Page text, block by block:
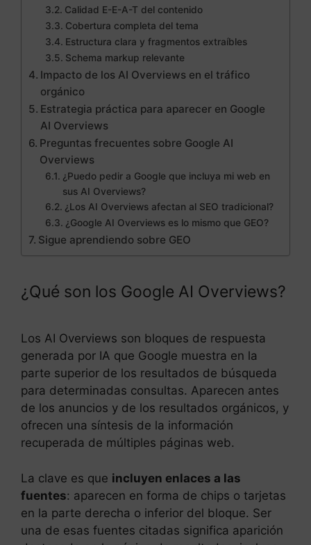
Calidad E-E-A-T del contenido
Cobertura completa del tema
Estructura clara y fragmentos extraíbles
Schema markup relevante
Impacto de los AI Overviews en el tráfico
orgánico
Estrategia práctica para aparecer en Google
AI Overviews
Preguntas frecuentes sobre Google AI
Overviews
¿Puedo pedir a Google que incluya mi web en
sus AI Overviews?
¿Los AI Overviews afectan al SEO tradicional?
¿Google AI Overviews es lo mismo que GEO?
Sigue aprendiendo sobre GEO
¿Qué son los Google AI Overviews?
Los AI Overviews son bloques de respuesta
generada por IA que Google muestra en la
parte superior de los resultados de búsqueda
para determinadas consultas. Aparecen antes
de los anuncios y de los resultados orgánicos, y
ofrecen una síntesis de la información
recuperada de múltiples páginas web.
La clave es que incluyen enlaces a las
fuentes: aparecen en forma de chips o tarjetas
en la parte derecha o inferior del bloque. Ser
una de esas fuentes citadas significa aparición